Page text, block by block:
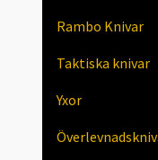
Rambo Knivar
Taktiska knivar
Yxor